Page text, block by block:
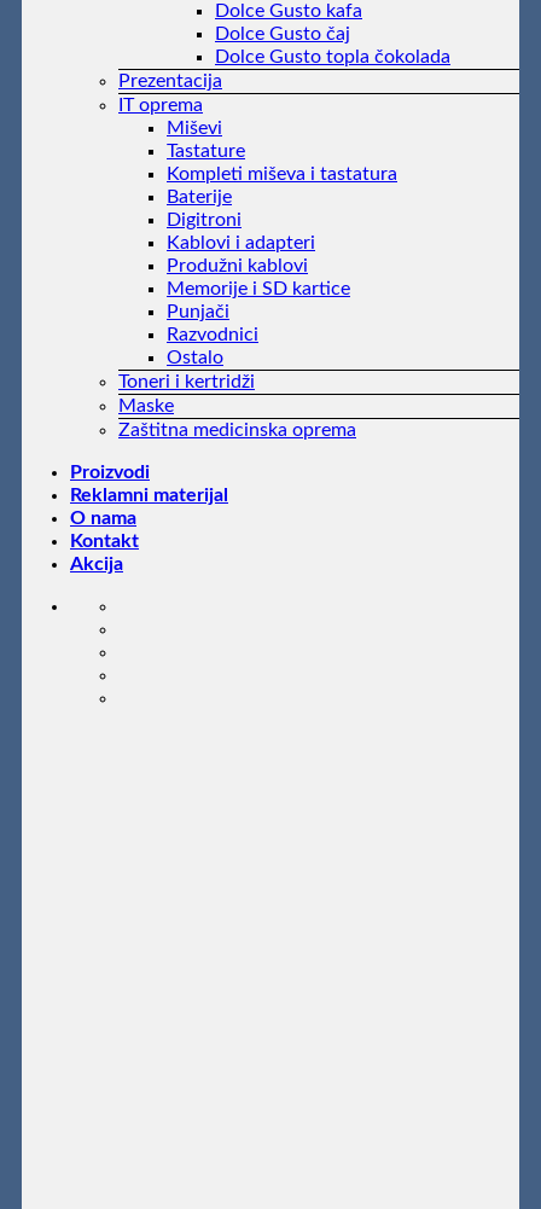
Dolce Gusto kafa
Dolce Gusto čaj
Dolce Gusto topla čokolada
Prezentacija
IT oprema
Miševi
Tastature
Kompleti miševa i tastatura
Baterije
Digitroni
Kablovi i adapteri
Produžni kablovi
Memorije i SD kartice
Punjači
Razvodnici
Ostalo
Toneri i kertridži
Maske
Zaštitna medicinska oprema
Proizvodi
Reklamni materijal
O nama
Kontakt
Akcija